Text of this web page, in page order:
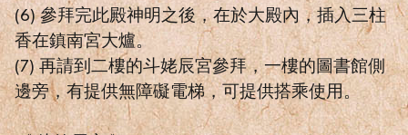
(6) 參拜完此殿神明之後，在於大殿內，插入三柱
香在鎮南宮大爐。
(7) 再請到二樓的斗姥辰宮參拜，一樓的圖書館側
邊旁，有提供無障礙電梯，可提供搭乘使用。